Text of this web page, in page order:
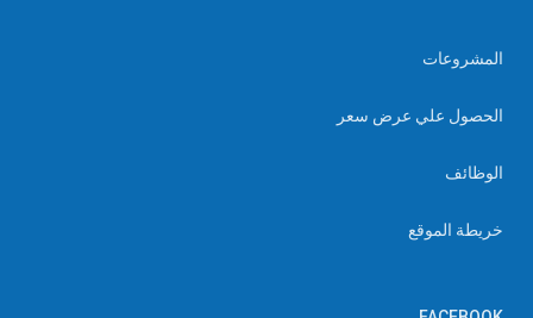
المشروعات
الحصول علي عرض سعر
الوظائف
خريطة الموقع